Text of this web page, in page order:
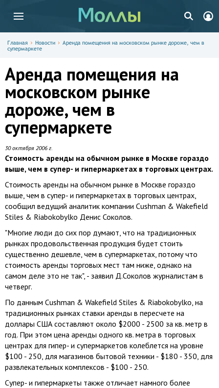
Главная Новости
Аренда помещения на московском рынке дороже, чем в
супермаркете
Аренда помещения на
московском рынке
дороже, чем в
супермаркете
30 октября 2006 г.
Стоимость аренды на обычном рынке в Москве гораздо
выше, чем в супер- и гипермаркетах в торговых центрах.
Стоимость аренды на обычном рынке в Москве гораздо
выше, чем в супер- и гипермаркетах в торговых центрах,
сообщил ведущий аналитик компании Cushman & Wakefield
Stiles & Riabokobylko Денис Соколов.
"Многие люди до сих пор думают, что на традиционных
рынках продовольственная продукция будет стоить
существенно дешевле, чем в супермаркетах, потому что
стоимость аренды торговых мест там ниже, однако на
самом деле это не так", - заявил Д.Соколов журналистам в
четверг.
По данным Cushman & Wakefield Stiles & Riabokobylko, на
традиционных рынках ставки аренды в пересчете на
доллары США составляют около $2000 - 2500 за кв. метр в
год. При этом цена аренды одного кв. метра в торговых
центрах для гипер- и супермаркетов колеблется на уровне
$100 - 250, для магазинов бытовой техники - $180 - 350, для
развлекательных комплексов - $100 - 250.
Супер- и гипермаркеты также отличает намного более